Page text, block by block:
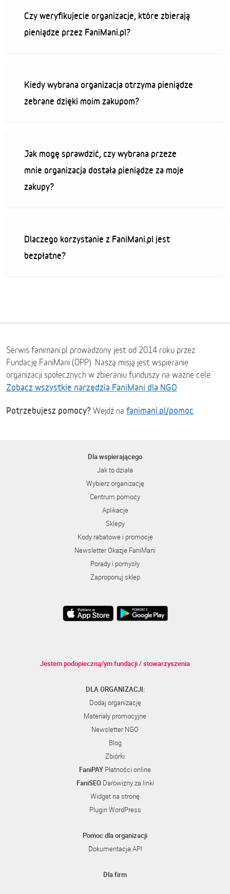
Czy weryfikujecie organizacje, które zbierają
pieniądze przez FaniMani.pl?
Kiedy wybrana organizacja otrzyma pieniądze
zebrane dzięki moim zakupom?
Jak mogę sprawdzić, czy wybrana przeze
mnie organizacja dostała pieniądze za moje
zakupy?
Dlaczego korzystanie z FaniMani.pl jest
bezpłatne?
Serwis fanimani.pl prowadzony jest od 2014 roku przez
Fundację FaniMani (OPP). Naszą misją jest wspieranie
organizacji społecznych w zbieraniu funduszy na ważne cele.
Zobacz wszystkie narzędzia FaniMani dla NGO
Potrzebujesz pomocy? Wejdź na fanimani.pl/pomoc
Dla wspierającego
Jak to działa
Wybierz organizację
Centrum pomocy
Aplikacje
Sklepy
Kody rabatowe i promocje
Newsletter Okazje FaniMani
Porady i pomysły
Zaproponuj sklep
Jestem podopieczną/ym fundacji / stowarzyszenia
DLA ORGANIZACJI:
Dodaj organizację
Materiały promocyjne
Newsletter NGO
Blog
Zbiórki
FaniPAY Płatności online
FaniSEODarowizny za linki
Widget na stronę
Plugin WordPress
Pomoc dla organizacji
Dokumentacja API
Dla firm